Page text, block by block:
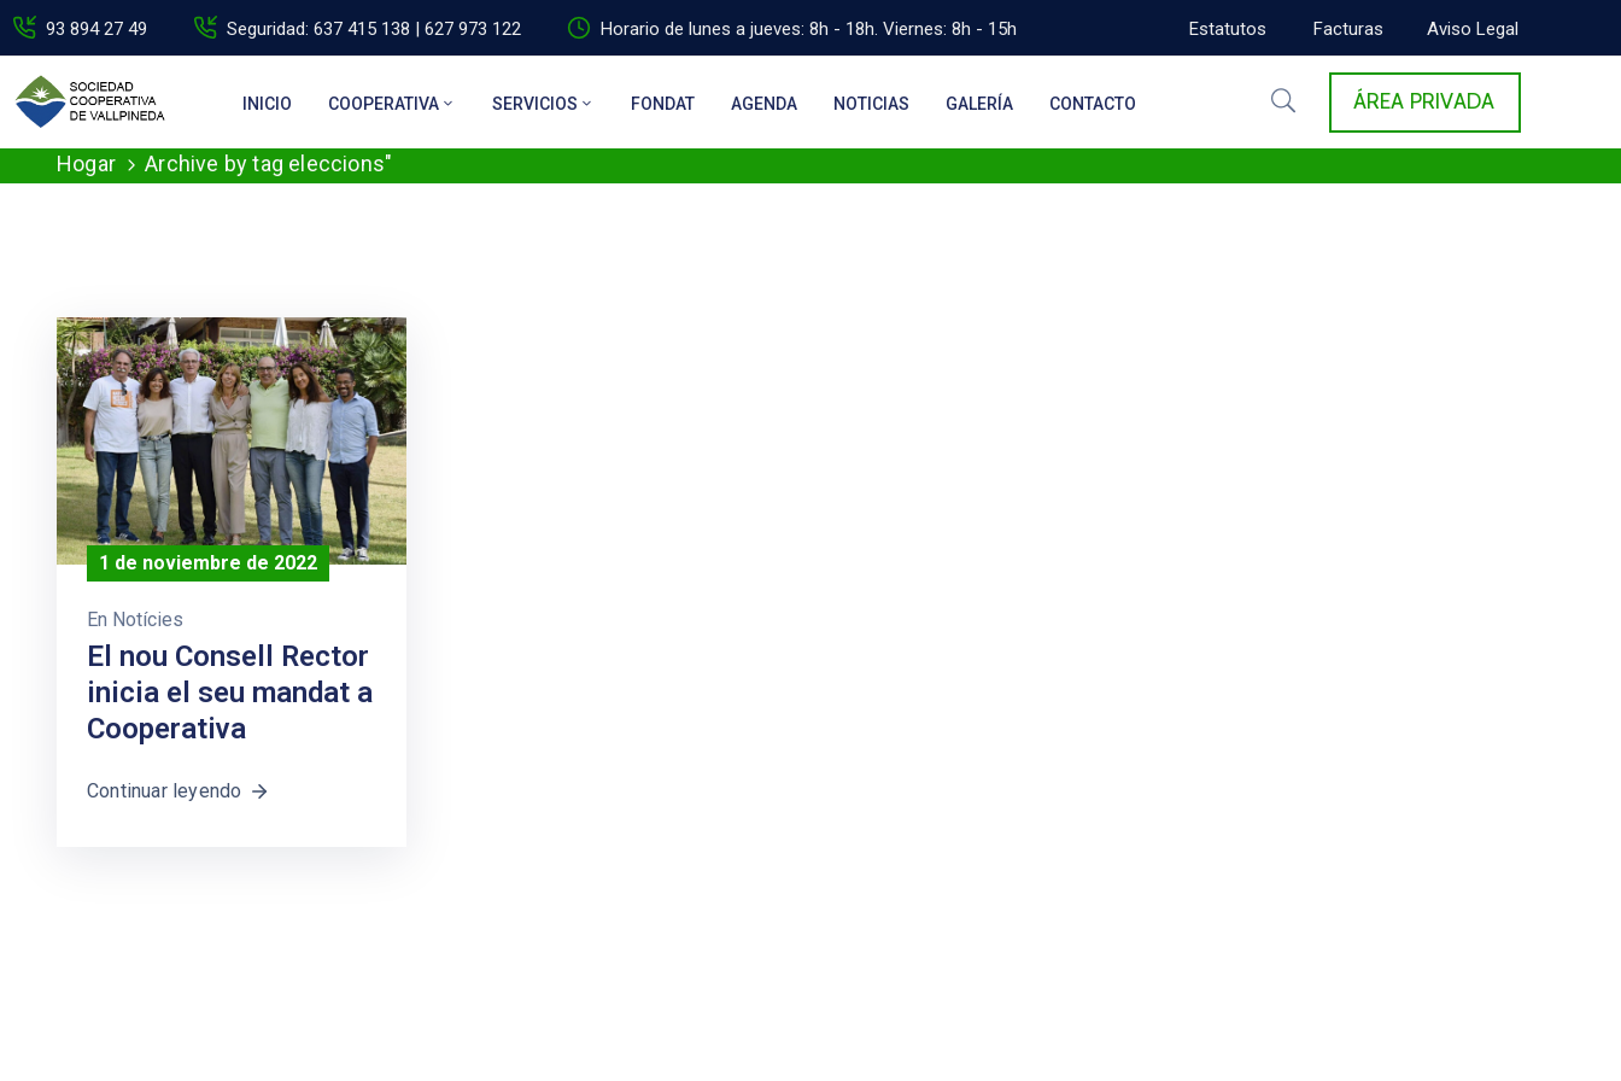
93 894 27 49 Seguridad: 637 415 138 | 627 973 122 Horario de lunes a jueves: 8h - 18h. Viernes: 8h - 15h Estatutos Facturas Aviso Legal
INICIO COOPERATIVA SERVICIOS FONDAT AGENDA NOTICIAS GALERÍA CONTACTO ÁREA PRIVADA
Hogar Archive by tag eleccions"
1 de noviembre de 2022
En Notícies
El nou Consell Rector
inicia el seu mandat a
Cooperativa
Continuar leyendo